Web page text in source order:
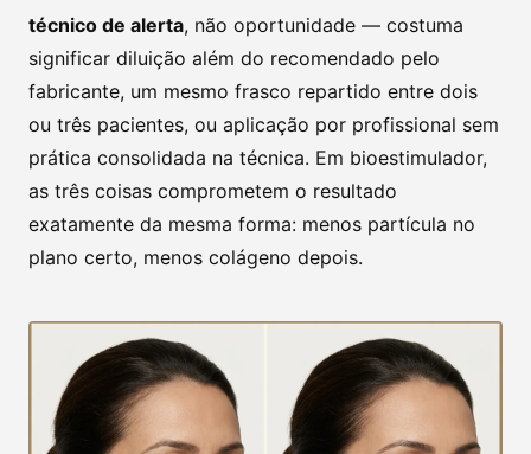
técnico de alerta, não oportunidade — costuma
significar diluição além do recomendado pelo
fabricante, um mesmo frasco repartido entre dois
ou três pacientes, ou aplicação por profissional sem
prática consolidada na técnica. Em bioestimulador,
as três coisas comprometem o resultado
exatamente da mesma forma: menos partícula no
plano certo, menos colágeno depois.